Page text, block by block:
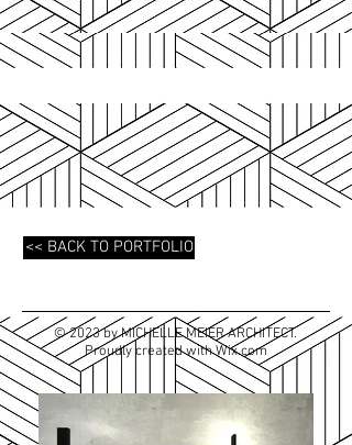
<< BACK TO PORTFOLIO
© 2023 by MICHELLE MEIER ARCHITECT.
Proudly created withWix.com